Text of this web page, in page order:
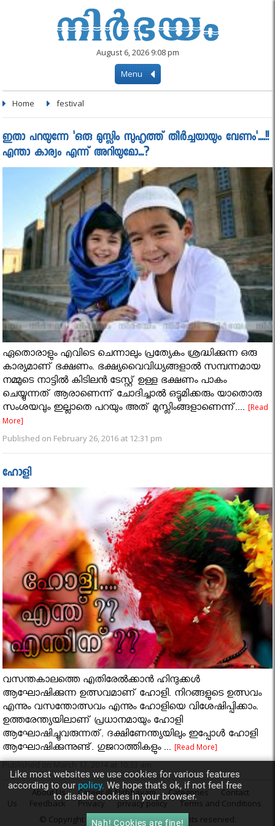
August 6, 2026 9:08 pm
Menu
Home festival
ഇതാ പറയുന്നേ 'ഒരു മുസ്ലിം സുഹൃത്ത് തീർച്ചയായും വേണം'....!!
എന്താ കാര്യം എന്ന് അറിയുമോ...?
ഏതൊരാളും എവിടെ ചെന്നാലും പ്രത്യേകം ശ്രദ്ധിക്കുന്ന ഒരു
കാര്യമാണ് ഭക്ഷണം. ഭക്ഷ്യവൈവിധ്യങ്ങളാൽ സമ്പന്നമായ
നമ്മുടെ നാട്ടിൽ കിടിലൻ ടേസ്റ്റ് ഉള്ള ഭക്ഷണം പാകം
ചെയ്യുന്നത് ആരാണെന്ന് ചോദിച്ചാൽ ഒട്ടുമിക്കരും യാതൊരു
സംശയവും ഇല്ലാതെ പറയും അത് മുസ്ലിംങ്ങളാണെന്ന്....[Read
More]
Published on February 26, 2016 at 12:31 pm
ഹോളി
വസന്തകാലത്തെ എതിരേൽക്കാൻ ഹിന്ദുക്കൾ
ആഘോഷിക്കുന്ന ഉത്സവമാണ് ഹോളി. നിറങ്ങളുടെ ഉത്സവം
എന്നും വസന്തോത്സവം എന്നും ഹോളിയെ വിശേഷിപ്പിക്കാം.
ഉത്തരേന്ത്യയിലാണ് പ്രധാനമായും ഹോളി
ആഘോഷിച്ചുവരുന്നത്. ദക്ഷിണേന്ത്യയിലും ഇപ്പോൾ ഹോളി
ആഘോഷിക്കുന്നുണ്ട്. ഗുജറാത്തികളും ...[Read More]
Published on March 17, 2014 at 10:33 am
About Us Career @ Nirbhayam Categories
Contact
Us
Feedback Privacy privacy policy
Terms and Conditions
© Copyright 2014Nirbhayam.com . All rights reserved.
Like most websites we use cookies for various features
according to our policy. We hope that’s ok, if not feel free
to disable cookies in your browser.
Nah! Cookies are fine!